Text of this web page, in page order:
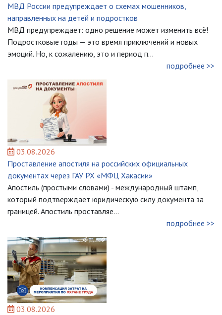
МВД России предупреждает о схемах мошенников,
направленных на детей и подростков
МВД предупреждает: одно решение может изменить всё!
Подростковые годы — это время приключений и новых
эмоций. Но, к сожалению, это и период п...
подробнее >>
03.08.2026
Проставление апостиля на российских официальных
документах через ГАУ РХ «МФЦ Хакасии»
Апостиль (простыми словами) - международный штамп,
который подтверждает юридическую силу документа за
границей. Апостиль проставляе...
подробнее >>
03.08.2026